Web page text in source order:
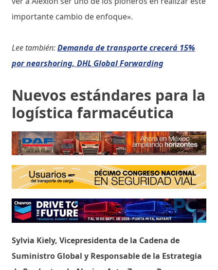
importante cambio de enfoque».
Lee también:Demanda de transporte crecerá 15%
por nearshoring, DHL Global Forwarding
Nuevos estándares para la
logística farmacéutica
Sylvia Kiely, Vicepresidenta de la Cadena de
Suministro Global y Responsable de la Estrategia